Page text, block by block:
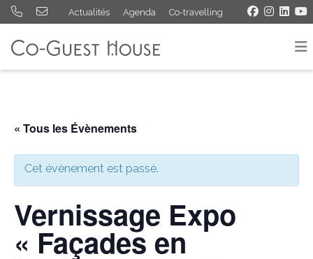
Actualités Agenda Co-travelling
« Tous les Évènements
Cet évènement est passé.
Vernissage Expo
« Façades en